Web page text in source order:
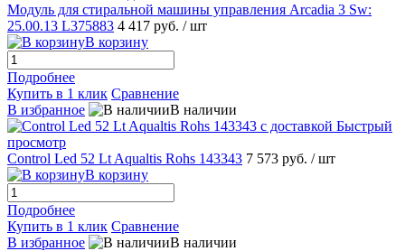
Модуль для стиральной машины управления Arcadia 3 Sw:
25.00.13 L375883 4 417 руб. / шт
В корзину
Подробнее
Купить в 1 клик Сравнение
В избранное
В наличии
Быстрый
просмотр
Control Led 52 Lt Aqualtis Rohs 143343 7 573 руб. / шт
В корзину
Подробнее
Купить в 1 клик Сравнение
В избранное
В наличии